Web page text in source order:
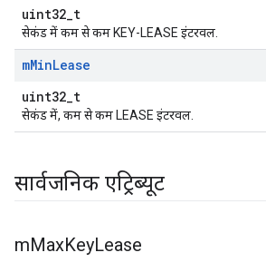
uint32_t
सेकंड में कम से कम KEY-LEASE इंटरवल.
mMinLease
uint32_t
सेकंड में, कम से कम LEASE इंटरवल.
सार्वजनिक एट्रिब्यूट
mMaxKeyLease